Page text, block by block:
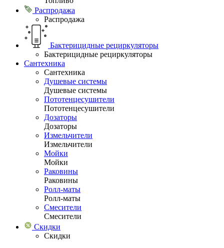
Распродажа
Распродажа
Бактерицидные рециркуляторы
Бактерицидные рециркуляторы
Сантехника
Сантехника
Душевые системы
Душевые системы
Пототенцесушители
Пототенцесушители
Дозаторы
Дозаторы
Измельчители
Измельчители
Мойки
Мойки
Раковины
Раковины
Ролл-маты
Ролл-маты
Смесители
Смесители
Скидки
Скидки